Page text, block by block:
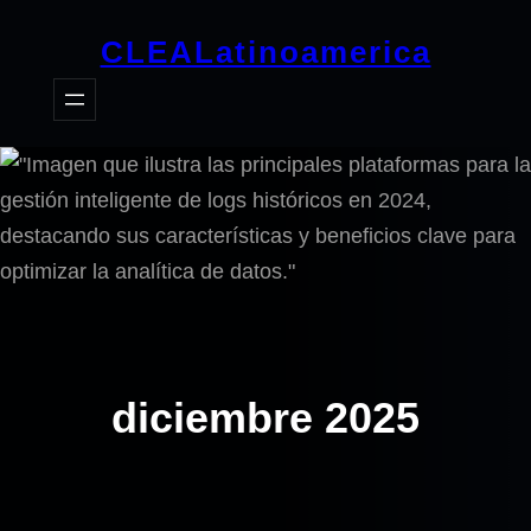
contenido
CLEALatinoamerica
diciembre 2025